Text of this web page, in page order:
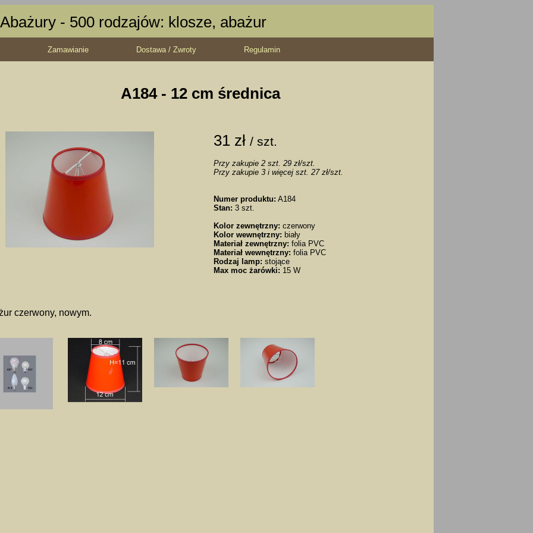
Abażury - 500 rodzajów: klosze, abażur
Zamawianie Dostawa / Zwroty Regulamin
A184 - 12 cm średnica
31 zł / szt.
Przy zakupie 2 szt. 29 zł/szt.
Przy zakupie 3 i więcej szt. 27 zł/szt.
Numer produktu: A184
Stan: 3 szt.
Kolor zewnętrzny: czerwony
Kolor wewnętrzny: biały
Materiał zewnętrzny: folia PVC
Materiał wewnętrzny: folia PVC
Rodzaj lamp: stojące
Max moc żarówki: 15 W
czerwony, nowym.